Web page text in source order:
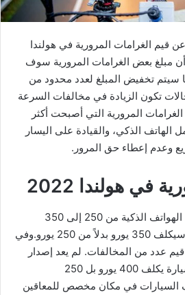
قيم الغرامات المرورية في هولندا
أن مبلغ بعض الغرامات المرورية سوف
سيتم تخفيض المبلغ لعدد محدود من
تكون الزيادة في مخالفات السرعة
المرورية التي أصبحت أكثر
الهاتف الذكي، والقيادة على اليسار
وعدم إعطاء حق المرور.
في هولندا 2022
سوف تزيد غرامة استخدام الهواتف الذكية من 250 إلى 350
يورو. وعدم إعطاء الأولوية سيكلف 350 يورو بدلاً من 250 يورو.وفي
عدد من المخالفات. لم يعد إصدار
ضجيج غير ضروري في السيارة يكلف 400 يورو بل 250
السيارات في مكان مخصص للمعاقين